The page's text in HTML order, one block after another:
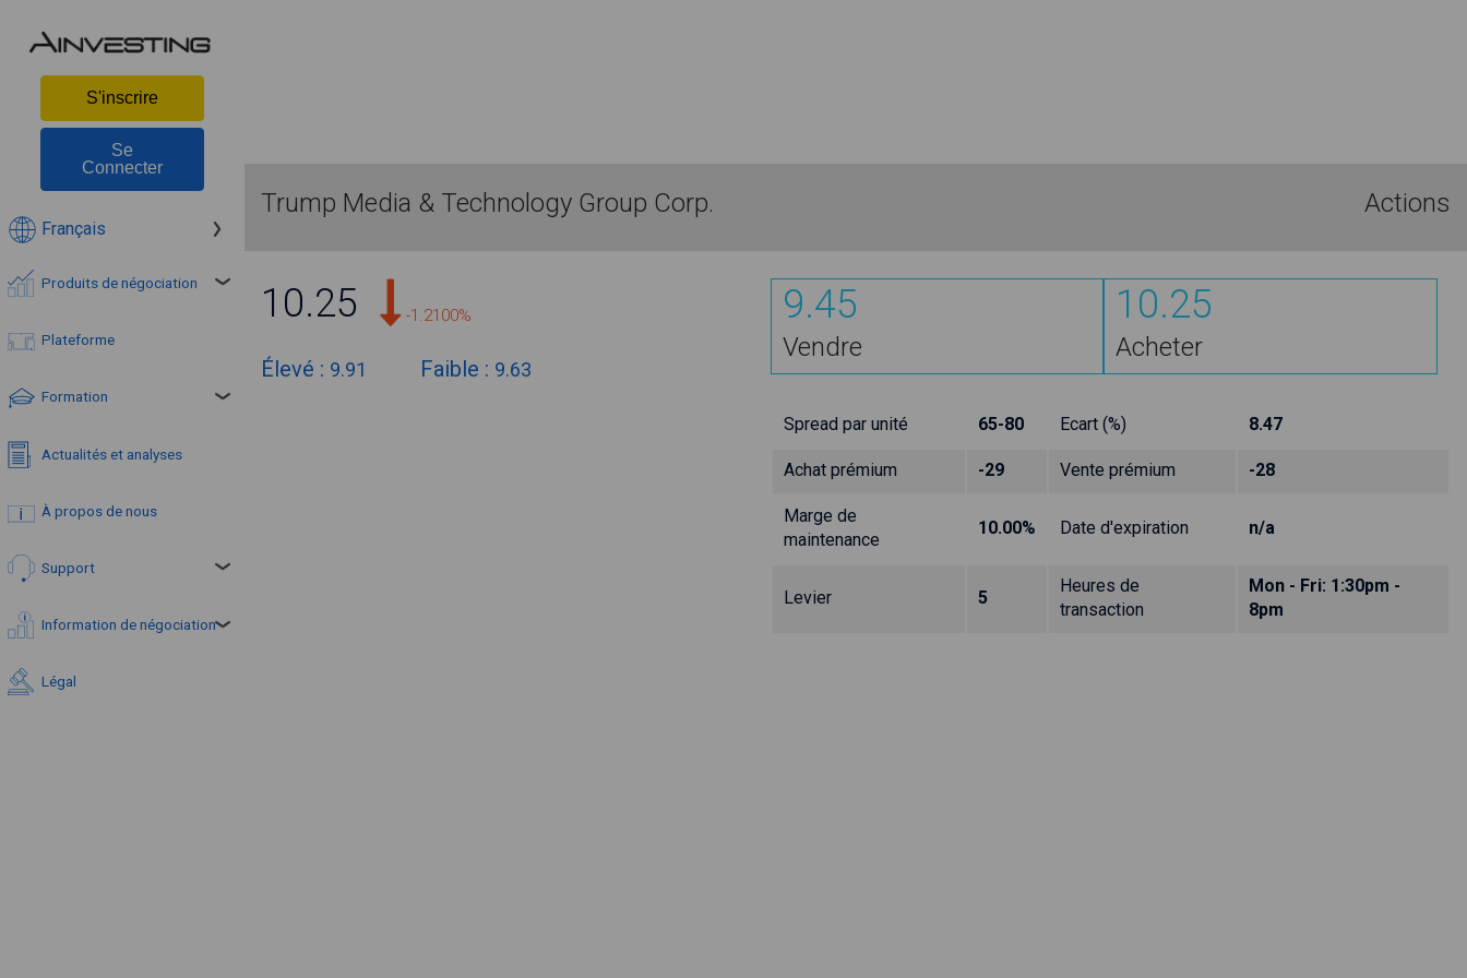
S'inscrire
Se
Connecter
Français
Produits de négociation
Plateforme
Formation
Actualités et analyses
À propos de nous
Support
Information de négociation
Légal
Trump Media & Technology Group Corp. Actions
10.25 -1.2100%
Élevé : 9.91 Faible : 9.63
9.45
Vendre
10.25
Acheter
Spread par unité 65-80 Ecart (%) 8.47
Achat prémium -29 Vente prémium -28
Marge de
maintenance
10.00% Date d'expiration n/a
Levier 5
Heures de
transaction
Mon - Fri: 1:30pm -
8pm